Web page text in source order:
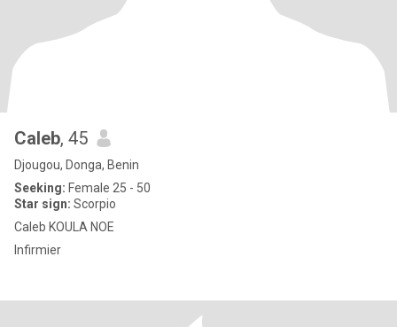
Caleb, 45
Djougou, Donga, Benin
Seeking: Female 25 - 50
Star sign: Scorpio
Caleb KOULA NOE
Infirmier